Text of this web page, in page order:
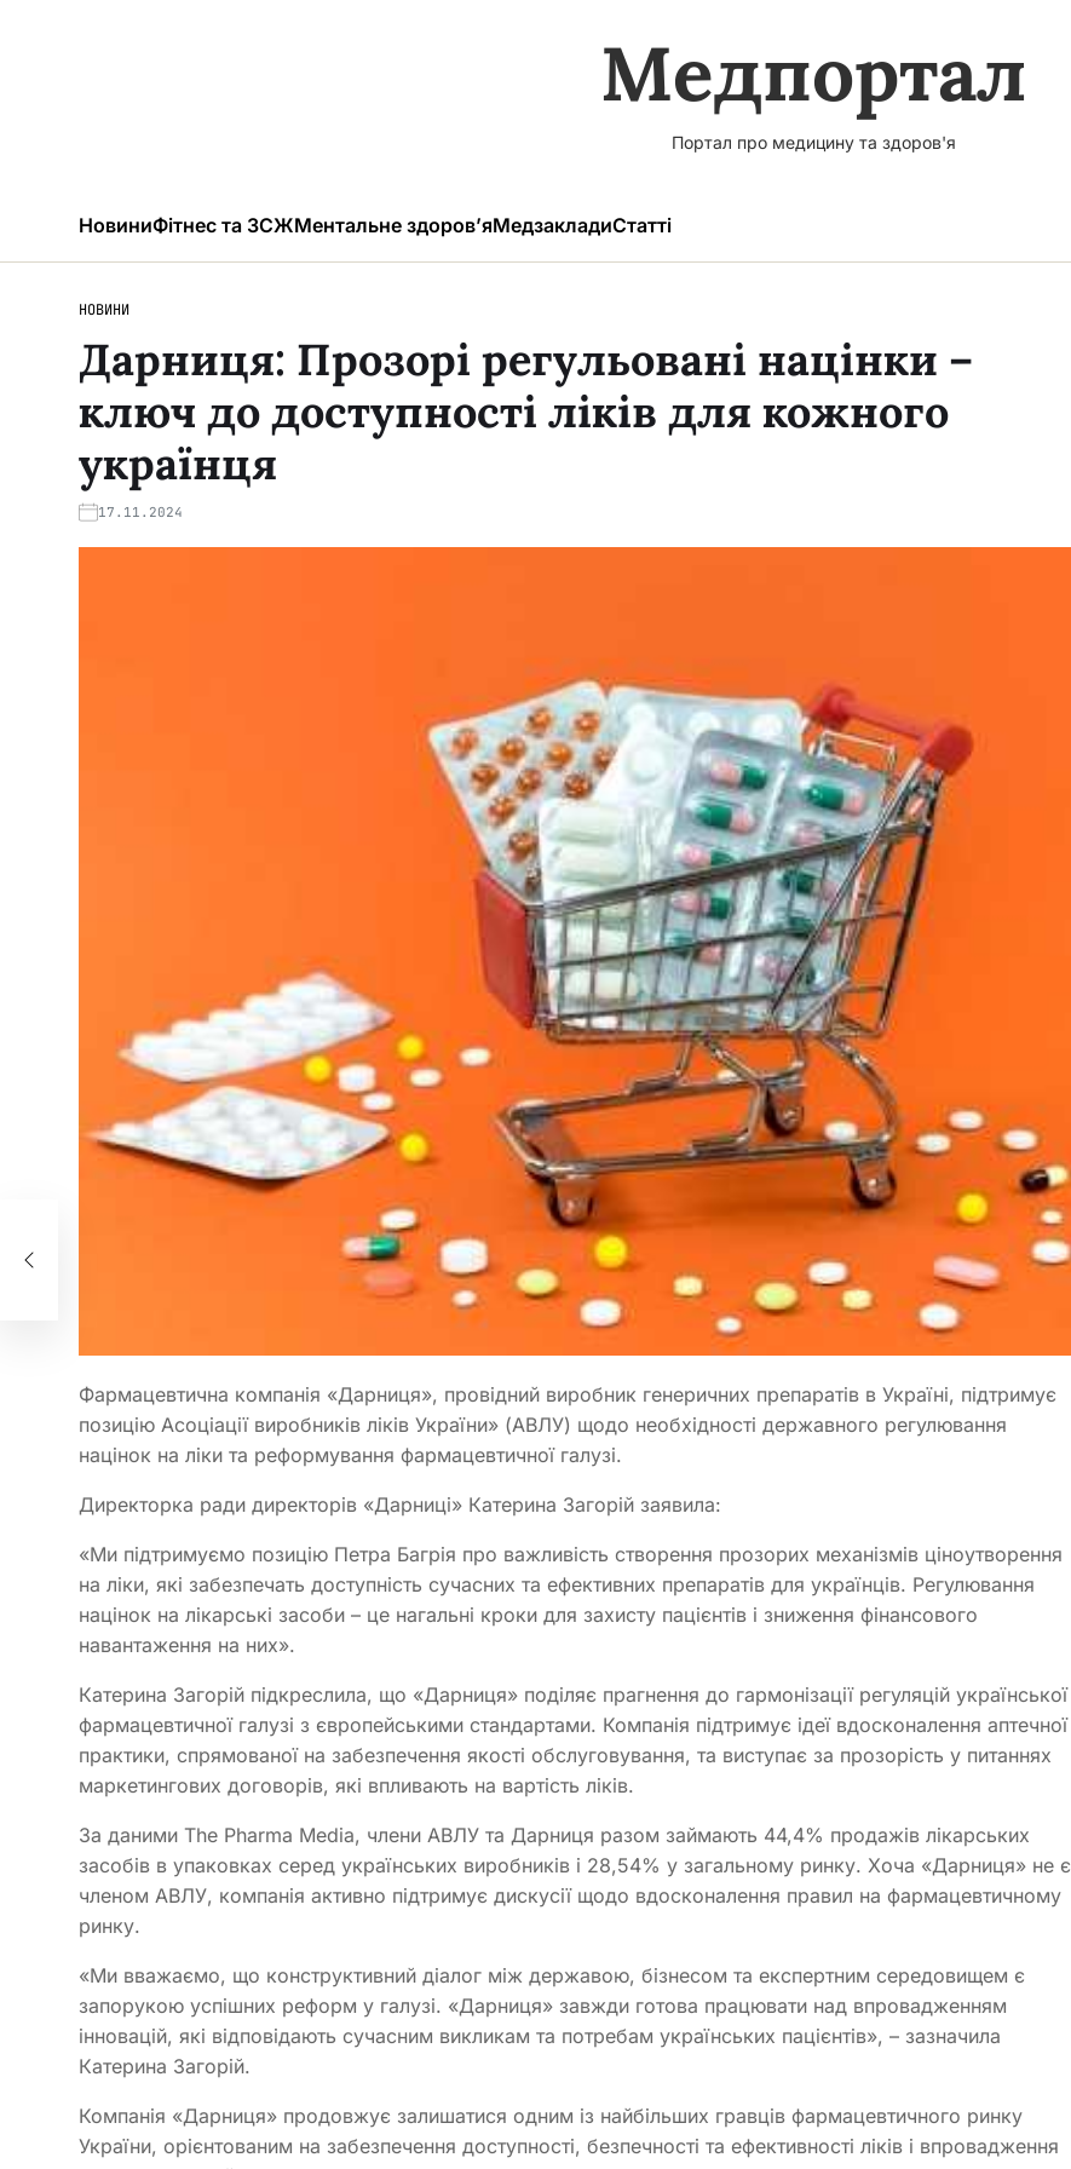
Медпортал
Портал про медицину та здоров'я
НовиниФітнес та ЗСЖМентальне здоров’яМедзакладиСтатті
НОВИНИ
Дарниця: Прозорі регульовані націнки –
ключ до доступності ліків для кожного
українця
17.11.2024
Фармацевтична компанія «Дарниця», провідний виробник генеричних препаратів в Україні, підтримує
позицію Асоціації виробників ліків України» (АВЛУ) щодо необхідності державного регулювання
націнок на ліки та реформування фармацевтичної галузі.
Директорка ради директорів «Дарниці» Катерина Загорій заявила:
«Ми підтримуємо позицію Петра Багрія про важливість створення прозорих механізмів ціноутворення
на ліки, які забезпечать доступність сучасних та ефективних препаратів для українців. Регулювання
націнок на лікарські засоби – це нагальні кроки для захисту пацієнтів і зниження фінансового
навантаження на них».
Катерина Загорій підкреслила, що «Дарниця» поділяє прагнення до гармонізації регуляцій української
фармацевтичної галузі з європейськими стандартами. Компанія підтримує ідеї вдосконалення аптечної
практики, спрямованої на забезпечення якості обслуговування, та виступає за прозорість у питаннях
маркетингових договорів, які впливають на вартість ліків.
За даними The Pharma Media, члени АВЛУ та Дарниця разом займають 44,4% продажів лікарських
засобів в упаковках серед українських виробників і 28,54% у загальному ринку. Хоча «Дарниця» не є
членом АВЛУ, компанія активно підтримує дискусії щодо вдосконалення правил на фармацевтичному
ринку.
«Ми вважаємо, що конструктивний діалог між державою, бізнесом та експертним середовищем є
запорукою успішних реформ у галузі. «Дарниця» завжди готова працювати над впровадженням
інновацій, які відповідають сучасним викликам та потребам українських пацієнтів», – зазначила
Катерина Загорій.
Компанія «Дарниця» продовжує залишатися одним із найбільших гравців фармацевтичного ринку
України, орієнтованим на забезпечення доступності, безпечності та ефективності ліків і впровадження